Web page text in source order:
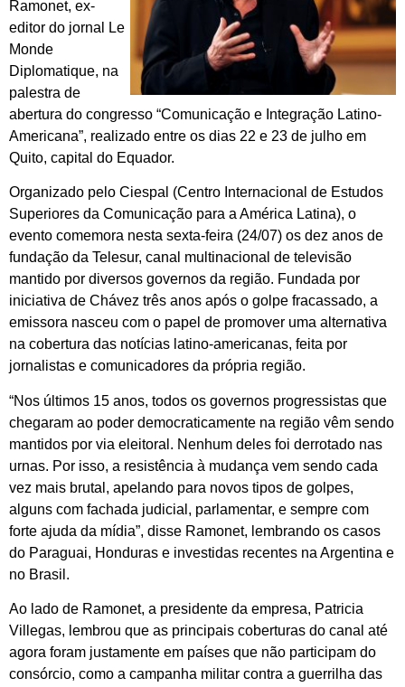
Ramonet, ex-
editor do jornal Le
Monde
Diplomatique, na
palestra de
abertura do congresso “Comunicação e Integração Latino-
Americana”, realizado entre os dias 22 e 23 de julho em
Quito, capital do Equador.
Organizado pelo Ciespal (Centro Internacional de Estudos
Superiores da Comunicação para a América Latina), o
evento comemora nesta sexta-feira (24/07) os dez anos de
fundação da Telesur, canal multinacional de televisão
mantido por diversos governos da região. Fundada por
iniciativa de Chávez três anos após o golpe fracassado, a
emissora nasceu com o papel de promover uma alternativa
na cobertura das notícias latino-americanas, feita por
jornalistas e comunicadores da própria região.
“Nos últimos 15 anos, todos os governos progressistas que
chegaram ao poder democraticamente na região vêm sendo
mantidos por via eleitoral. Nenhum deles foi derrotado nas
urnas. Por isso, a resistência à mudança vem sendo cada
vez mais brutal, apelando para novos tipos de golpes,
alguns com fachada judicial, parlamentar, e sempre com
forte ajuda da mídia”, disse Ramonet, lembrando os casos
do Paraguai, Honduras e investidas recentes na Argentina e
no Brasil.
Ao lado de Ramonet, a presidente da empresa, Patricia
Villegas, lembrou que as principais coberturas do canal até
agora foram justamente em países que não participam do
consórcio, como a campanha militar contra a guerrilha das